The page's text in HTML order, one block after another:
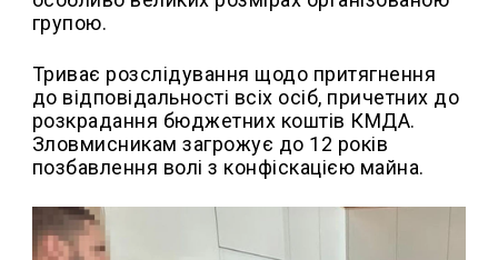
групою.
Триває розслідування щодо притягнення
до відповідальності всіх осіб, причетних до
розкрадання бюджетних коштів КМДА.
Зловмисникам загрожує до 12 років
позбавлення волі з конфіскацією майна.